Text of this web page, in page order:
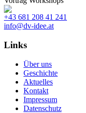
+43 681 208 41 241
info@dv-idee.at
Links
Über uns
Geschichte
Aktuelles
Kontakt
Impressum
Datenschutz